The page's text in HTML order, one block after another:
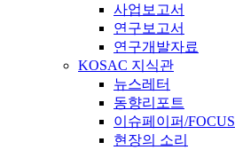
사업보고서
연구보고서
연구개발자료
KOSAC 지식관
뉴스레터
동향리포트
이슈페이퍼/FOCUS
현장의 소리